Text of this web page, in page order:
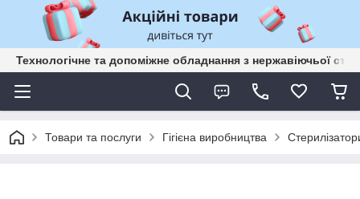
Технологічне та допоміжне обладнання з нержавіючьої
Товари та послуги Гігієна виробництва